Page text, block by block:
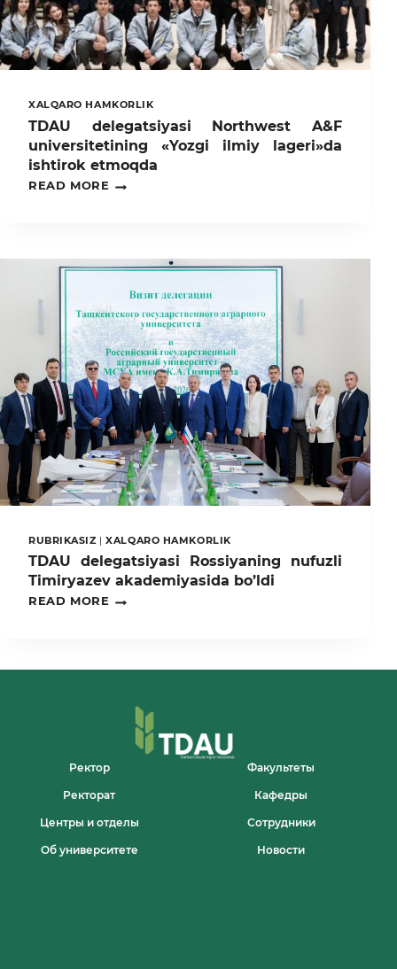
XALQARO HAMKORLIK
TDAU delegatsiyasi Northwest A&F
universitetining «Yozgi ilmiy lageri»da
ishtirok etmoqda
READ MORE
TDAU
«YOZGI
ISHTIROK
ETMOQDA
RUBRIKASIZ |XALQARO HAMKORLIK
TDAU delegatsiyasi Rossiyaning nufuzli
Timiryazev akademiyasida bo’ldi
READ MORE
TDAU
Ректор Факультеты
Ректорат Кафедры
Центры и отделы Сотрудники
Об университете Новости